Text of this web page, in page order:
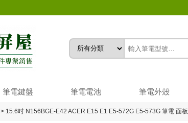
筆電鍵盤 筆電電池 筆電外殼
> 15.6吋 N156BGE-E42 ACER E15 E1 E5-572G E5-573G 筆電 面板